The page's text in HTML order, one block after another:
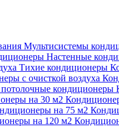
Мультисистемы
Настенные
Тихие кондиционеры
с очисткой воздуха
кондиционеры
на 30 м2
на 75 м2
на 120 м2